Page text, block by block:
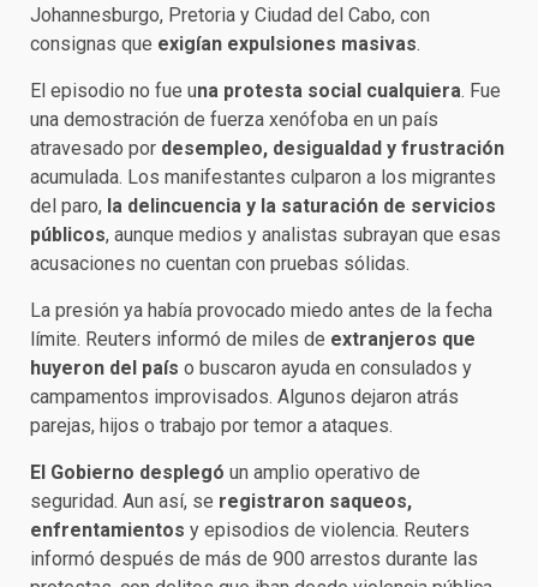
Johannesburgo, Pretoria y Ciudad del Cabo, con
consignas que exigían expulsiones masivas.
El episodio no fue una protesta social cualquiera. Fue
una demostración de fuerza xenófoba en un país
atravesado por desempleo, desigualdad y frustración
acumulada. Los manifestantes culparon a los migrantes
del paro, la delincuencia y la saturación de servicios
públicos, aunque medios y analistas subrayan que esas
acusaciones no cuentan con pruebas sólidas.
La presión ya había provocado miedo antes de la fecha
límite. Reuters informó de miles de extranjeros que
huyeron del país o buscaron ayuda en consulados y
campamentos improvisados. Algunos dejaron atrás
parejas, hijos o trabajo por temor a ataques.
El Gobierno desplegó un amplio operativo de
seguridad. Aun así, se registraron saqueos,
enfrentamientos y episodios de violencia. Reuters
informó después de más de 900 arrestos durante las